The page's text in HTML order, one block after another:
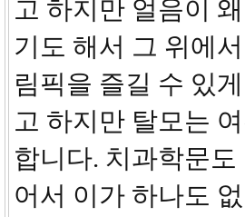
고 하지만 얼음이
기도 해서 그 위에
림픽을 즐길 수 있
고 하지만 탈모는
합니다. 치과학문
어서 이가 하나도